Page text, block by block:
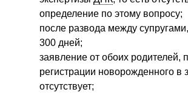
определение по этому вопросу;
после развода между
300 дней;
заявление от обоих родителей,
регистрации новорожденного в
отсутствует;